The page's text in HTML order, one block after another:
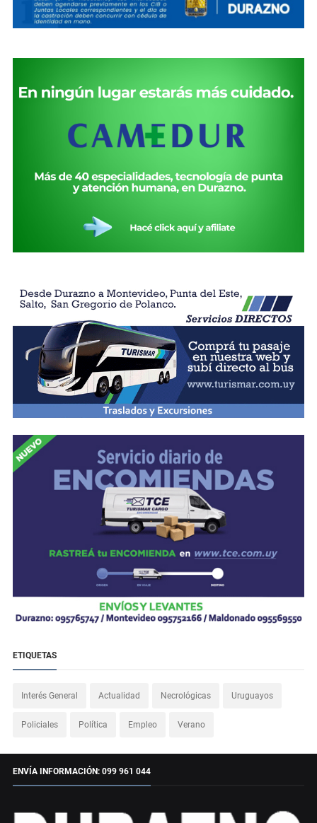
ETIQUETAS
Interés General Actualidad Necrológicas Uruguayos
Policiales Política Empleo Verano
ENVÍA INFORMACIÓN: 099 961 044